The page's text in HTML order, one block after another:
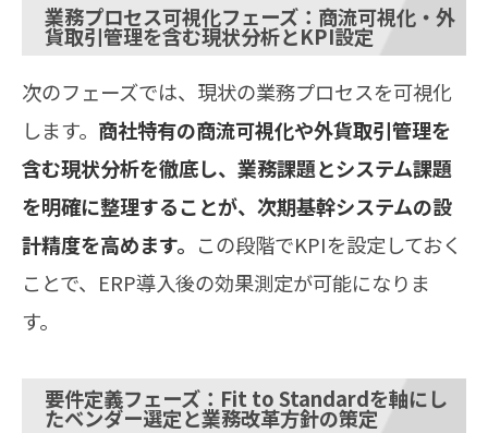
業務プロセス可視化フェーズ：商流可視化・外
貨取引管理を含む現状分析とKPI設定
次のフェーズでは、現状の業務プロセスを可視化
します。 商社特有の商流可視化や外貨取引管理を
含む現状分析を徹底し、業務課題とシステム課題
を明確に整理することが、次期基幹システムの設
計精度を高めます。 この段階でKPIを設定しておく
ことで、ERP導入後の効果測定が可能になりま
す。
要件定義フェーズ：Fit to Standardを軸にし
たベンダー選定と業務改革方針の策定